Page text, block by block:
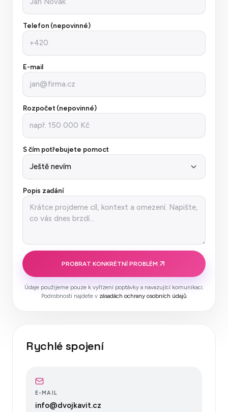
Telefon (nepovinné)
E-mail
Rozpočet (nepovinné)
S čím potřebujete pomoct
Popis zadání
PROBRAT KONKRÉTNÍ PROBLÉM
Údaje použijeme pouze k vyřízení poptávky a navazující komunikaci.
Podrobnosti najdete v zásadách ochrany osobních údajů.
Rychlé spojení
E-MAIL
info@dvojkavit.cz